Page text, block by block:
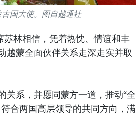
国大使。图自越通社
林相信，凭着热忱、情谊和丰
越蒙全面伙伴关系走深走实并取
关系，并愿同蒙方一道，推动“全
合两国高层领导的共同方向，满